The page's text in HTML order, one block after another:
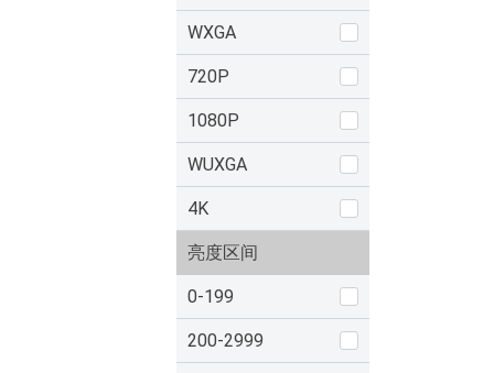
WXGA
720P
1080P
WUXGA
4K
亮度区间
0-199
200-2999